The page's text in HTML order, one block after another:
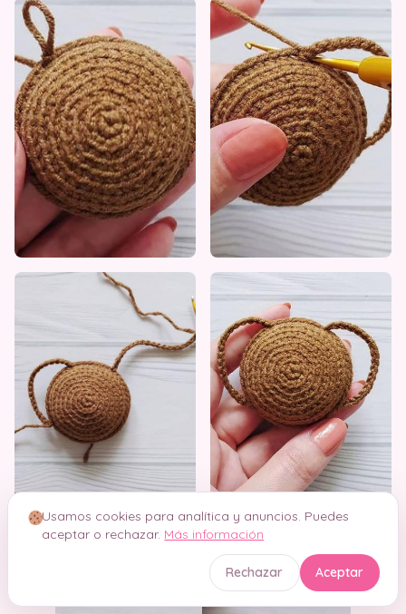
Usamos cookies para analítica y anuncios. Puedes
aceptar o rechazar. Más información
Rechazar Aceptar